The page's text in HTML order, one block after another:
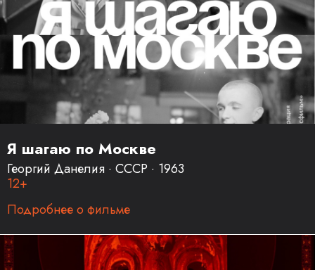
Я шагаю по Москве
Георгий Данелия · СССР · 1963
12+
Подробнее о фильме